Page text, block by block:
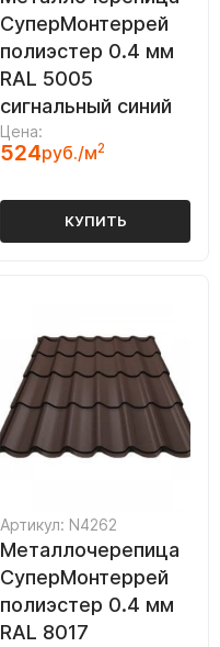
СуперМонтеррей
полиэстер 0.4 мм
RAL 5005
сигнальный синий
Цена:
524руб./м2
КУПИТЬ
Артикул: N4262
Металлочерепица
СуперМонтеррей
полиэстер 0.4 мм
RAL 8017